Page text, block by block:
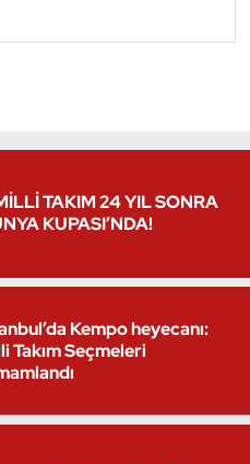
TAKIM 24 YIL SONRA
KUPASI’NDA!
Kempo heyecanı:
Takım Seçmeleri